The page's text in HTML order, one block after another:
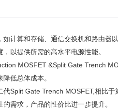
算和存储、通信交换机和路由器以
以提供所需的高水平电源性能。
MOSFET &Split Gate Trench
低总体成本。
Gate Trench MOSFET,相比于
需求，产品的性价比进一步提升。